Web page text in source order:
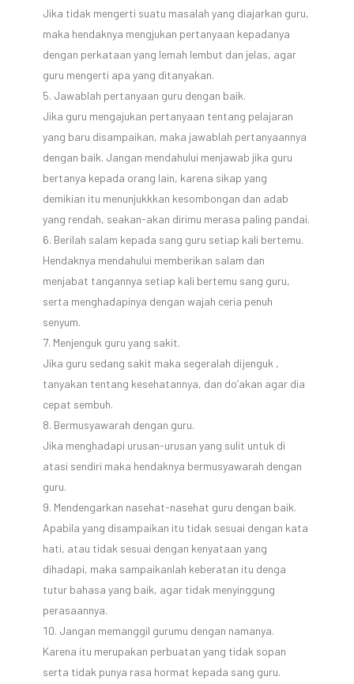
Jika tidak mengerti suatu masalah yang diajarkan guru,
maka hendaknya mengjukan pertanyaan kepadanya
dengan perkataan yang lemah lembut dan jelas, agar
guru mengerti apa yang ditanyakan.
Jawablah pertanyaan guru dengan baik.
Jika guru mengajukan pertanyaan tentang pelajaran
yang baru disampaikan, maka jawablah pertanyaannya
dengan baik. Jangan mendahului menjawab jika guru
bertanya kepada orang lain, karena sikap yang
demikian itu menunjukkkan kesombongan dan adab
yang rendah, seakan-akan dirimu merasa paling pandai.
Berilah salam kepada sang guru setiap kali bertemu.
Hendaknya mendahului memberikan salam dan
menjabat tangannya setiap kali bertemu sang guru,
serta menghadapinya dengan wajah ceria penuh
senyum.
Menjenguk guru yang sakit.
Jika guru sedang sakit maka segeralah dijenguk ,
tanyakan tentang kesehatannya, dan do’akan agar dia
cepat sembuh.
Bermusyawarah dengan guru.
Jika menghadapi urusan-urusan yang sulit untuk di
atasi sendiri maka hendaknya bermusyawarah dengan
guru.
Mendengarkan nasehat-nasehat guru dengan baik.
Apabila yang disampaikan itu tidak sesuai dengan kata
hati, atau tidak sesuai dengan kenyataan yang
dihadapi, maka sampaikanlah keberatan itu denga
tutur bahasa yang baik, agar tidak menyinggung
perasaannya.
Jangan memanggil gurumu dengan namanya.
Karena itu merupakan perbuatan yang tidak sopan
serta tidak punya rasa hormat kepada sang guru.